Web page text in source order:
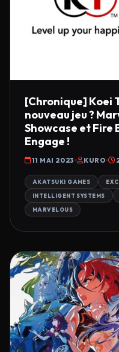
[Chronique] Koei
nouveau jeu ?
Showcase et Fire
Engage !
11 MAI 2023 KURO
AKATSUKI GAMES
INTELLIGENT SYSTEMS
MARVELOUS